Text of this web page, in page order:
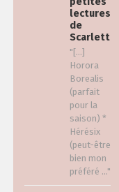
lectures
de
Scarlett
"[…]
Horora
Borealis
(parfait
pour la
saison) *
Hérésix
(peut-être
bien mon
préféré ..."